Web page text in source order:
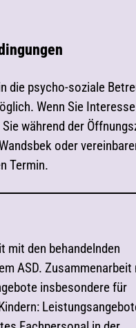
die psycho-soziale
Wenn Sie Interesse
während der
oder
Termin.
mit den behandelnden
ASD. Zusammenarbeit
insbesondere für